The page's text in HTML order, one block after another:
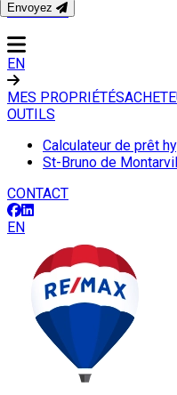
CONTACT
EN
MES PROPRIÉTÉS
OUTILS
Calculateur de prêt
St-Bruno de
CONTACT
EN
Envoyez